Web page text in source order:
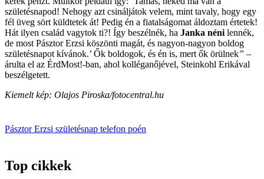
születésnapod! Nehogy azt csináljátok velem, mint tavaly, hogy egy
fél üveg sört küldtetek át! Pedig én a fiatalságomat áldoztam értetek!
Hát ilyen család vagytok ti?! Így beszélnék, ha Janka néni lennék,
de most Pásztor Erzsi köszönti magát, és nagyon-nagyon boldog
születésnapot kívánok.’ Ők boldogok, és én is, mert ők örülnek” –
árulta el az ÉrdMost!-ban, ahol kolléganőjével, Steinkohl Erikával
beszélgetett.
Kiemelt kép: Olajos Piroska/fotocentral.hu
Pásztor Erzsi születésnap telefon poén
Top cikkek